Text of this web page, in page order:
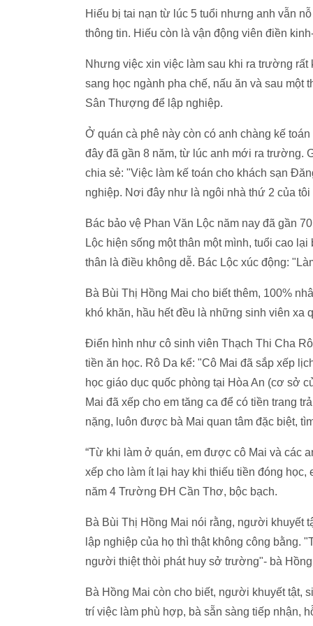
Hiếu bị tai nạn từ lúc 5 tuổi nhưng anh vẫn
thông tin. Hiếu còn là vận động viên điền
Nhưng việc xin việc làm sau khi ra trường
sang học ngành pha chế, nấu ăn và sau một
Sân Thượng để lập nghiệp.
Ở quán cà phê này còn có anh chàng kế
đây đã gần 8 năm, từ lúc anh mới ra trường.
chia sẻ: "Việc làm kế toán cho khách sạn
nghiệp. Nơi đây như là ngôi nhà thứ 2 của tôi
Bác bảo vệ Phan Văn Lộc năm nay đã gần
Lộc hiện sống một thân một mình, tuổi cao
thân là điều không dễ. Bác Lộc xúc động:
Bà Bùi Thị Hồng Mai cho biết thêm, 100%
khó khăn, hầu hết đều là những sinh viên xa
Điển hình như cô sinh viên Thạch Thi Cha
tiền ăn học. Rô Da kể: "Cô Mai đã sắp xếp
học giáo dục quốc phòng tại Hòa An (cơ sở
Mai đã xếp cho em tăng ca để có tiền trang
nặng, luôn được bà Mai quan tâm đặc biệt,
“Từ khi làm ở quán, em được cô Mai và các
xếp cho làm ít lại hay khi thiếu tiền đóng
năm 4 Trường ĐH Cần Thơ, bộc bạch.
Bà Bùi Thị Hồng Mai nói rằng, người khuyết
lập nghiệp của họ thì thật không công bằng.
người thiệt thòi phát huy sở trường"- bà
Bà Hồng Mai còn cho biết, người khuyết tật,
trí việc làm phù hợp, bà sẵn sàng tiếp nhận,